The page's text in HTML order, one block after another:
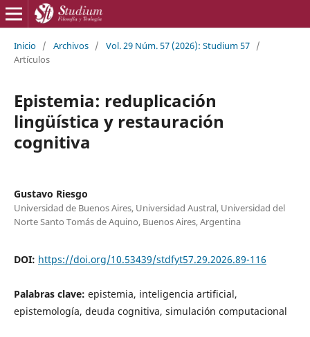
Inicio / Archivos / Vol. 29 Núm. 57 (2026): Studium 57 /
Artículos
Epistemia: reduplicación
lingüística y restauración
cognitiva
Gustavo Riesgo
Universidad de Buenos Aires, Universidad Austral, Universidad del
Norte Santo Tomás de Aquino, Buenos Aires, Argentina
DOI: https://doi.org/10.53439/stdfyt57.29.2026.89-116
Palabras clave: epistemia, inteligencia artificial,
epistemología, deuda cognitiva, simulación computacional